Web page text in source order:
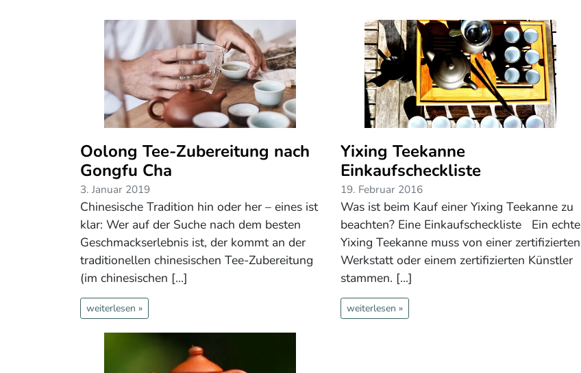
Oolong Tee-Zubereitung nach
Gongfu Cha
3. Januar 2019
Chinesische Tradition hin oder her – eines ist
klar: Wer auf der Suche nach dem besten
Geschmackserlebnis ist, der kommt an der
traditionellen chinesischen Tee-Zubereitung
(im chinesischen [...]
weiterlesen »
Yixing Teekanne
Einkaufscheckliste
19. Februar 2016
Was ist beim Kauf einer Yixing Teekanne zu
beachten? Eine Einkaufscheckliste Ein echte
Yixing Teekanne muss von einer zertifizierten
Werkstatt oder einem zertifizierten Künstler
stammen. [...]
weiterlesen »